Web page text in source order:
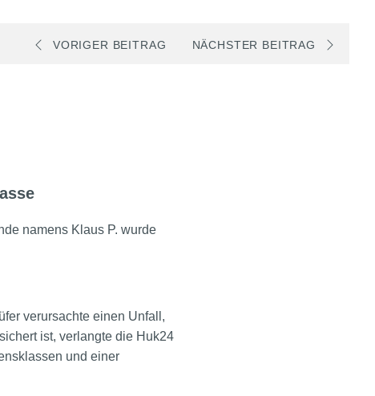
VORIGER BEITRAG NÄCHSTER BEITRAG
namens Klaus P. wurde
verursachte einen Unfall,
ist, verlangte die Huk24
und einer